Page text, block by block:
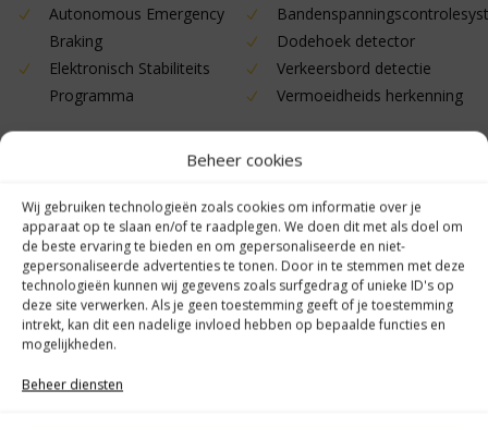
Beheer cookies
Wij gebruiken technologieën zoals cookies om informatie over je
apparaat op te slaan en/of te raadplegen. We doen dit met als doel om
de beste ervaring te bieden en om gepersonaliseerde en niet-
gepersonaliseerde advertenties te tonen. Door in te stemmen met deze
technologieën kunnen wij gegevens zoals surfgedrag of unieke ID's op
deze site verwerken. Als je geen toestemming geeft of je toestemming
intrekt, kan dit een nadelige invloed hebben op bepaalde functies en
mogelijkheden.
Beheer diensten
Autonomous Emergency
Braking
Dodehoek detector
Elektronisch Stabiliteits
Programma
Verkeersbord detectie
Vermoeidheids herkenning
Apple Carplay/Android Auto
Bluetooth
buitenspiegels in andere
kleur
camerabeeld in
binnenspiegel
chroom delen interieur
Connected services
Dab
Draadloze telefoonlader
kleur grijs
multimedia scherm